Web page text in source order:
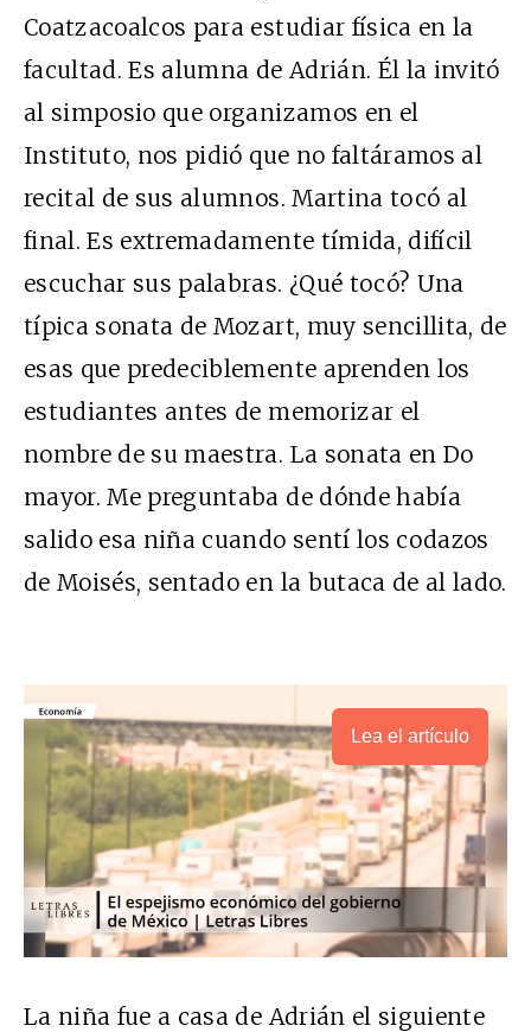
Coatzacoalcos para estudiar física en la
facultad. Es alumna de Adrián. Él la invitó
al simposio que organizamos en el
Instituto, nos pidió que no faltáramos al
recital de sus alumnos. Martina tocó al
final. Es extremadamente tímida, difícil
escuchar sus palabras. ¿Qué tocó? Una
típica sonata de Mozart, muy sencillita, de
esas que predeciblemente aprenden los
estudiantes antes de memorizar el
nombre de su maestra. La sonata en Do
mayor. Me preguntaba de dónde había
salido esa niña cuando sentí los codazos
de Moisés, sentado en la butaca de al lado.
Lea el artículo
La niña fue a casa de Adrián el siguiente